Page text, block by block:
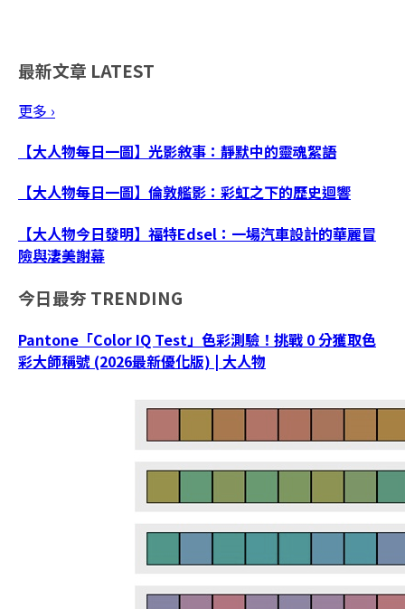
最新文章 LATEST
更多 ›
【大人物每日一圖】光影敘事：靜默中的靈魂絮語
【大人物每日一圖】倫敦艦影：彩虹之下的歷史迴響
【大人物今日發明】福特Edsel：一場汽車設計的華麗冒
險與淒美謝幕
今日最夯 TRENDING
Pantone「Color IQ Test」色彩測驗！挑戰 0 分獲取色
彩大師稱號 (2026最新優化版) | 大人物